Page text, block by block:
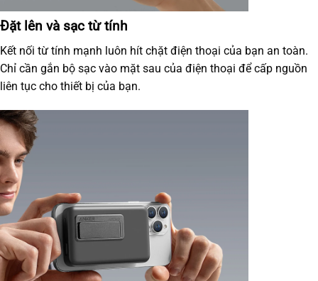
Đặt lên và sạc từ tính
Kết nối từ tính mạnh luôn hít chặt điện thoại của bạn an toàn.
Chỉ cần gắn bộ sạc vào mặt sau của điện thoại để cấp nguồn
liên tục cho thiết bị của bạn.